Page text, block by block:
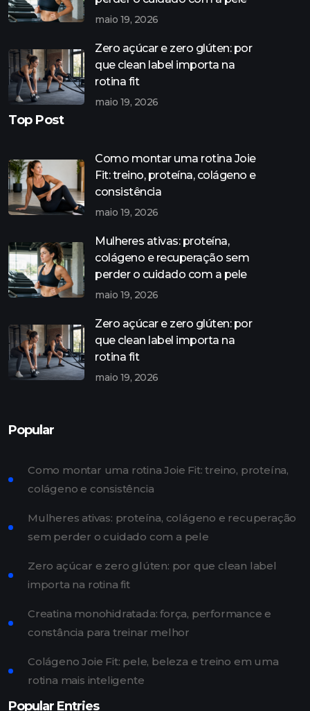
maio 19, 2026
Zero açúcar e zero glúten: por
que clean label importa na
rotina fit
maio 19, 2026
Top Post
Como montar uma rotina Joie
Fit: treino, proteína, colágeno e
consistência
maio 19, 2026
Mulheres ativas: proteína,
colágeno e recuperação sem
perder o cuidado com a pele
maio 19, 2026
Zero açúcar e zero glúten: por
que clean label importa na
rotina fit
maio 19, 2026
Popular
Como montar uma rotina Joie Fit: treino, proteína,
colágeno e consistência
Mulheres ativas: proteína, colágeno e recuperação
sem perder o cuidado com a pele
Zero açúcar e zero glúten: por que clean label
importa na rotina fit
Creatina monohidratada: força, performance e
constância para treinar melhor
Colágeno Joie Fit: pele, beleza e treino em uma
rotina mais inteligente
Popular Entries